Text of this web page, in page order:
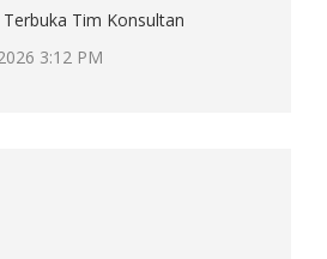
Terbuka Tim Konsultan
3:12 PM